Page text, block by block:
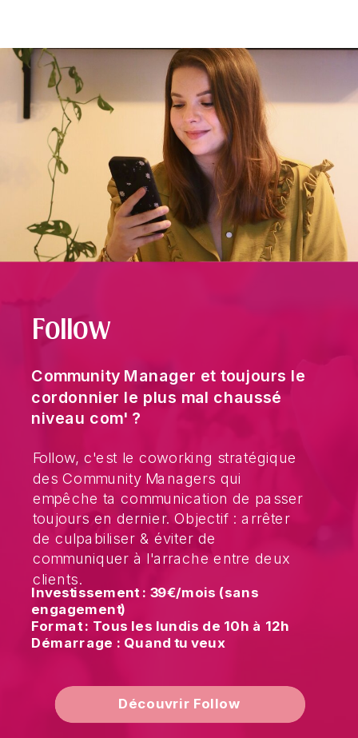
Découvrir Follow
Follow, c'est le coworking stratégique
des Community Managers qui
empêche ta communication de passer
toujours en dernier. Objectif : arrêter
de culpabiliser & éviter de
communiquer à l'arrache entre deux
clients.
Community Manager et toujours le
cordonnier le plus mal chaussé
niveau com' ?
Follow
Investissement : 39€/mois (sans
engagement)
Format : Tous les lundis de 10h à 12h
Démarrage : Quand tu veux